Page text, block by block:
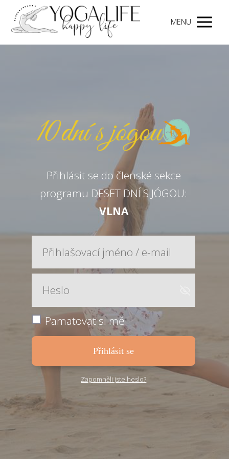
MENU
Přihlásit se do členské sekce
programu DESET DNÍ S JÓGOU:
VLNA
Pamatovat si mě
Přihlásit se
Zapomněli jste heslo?